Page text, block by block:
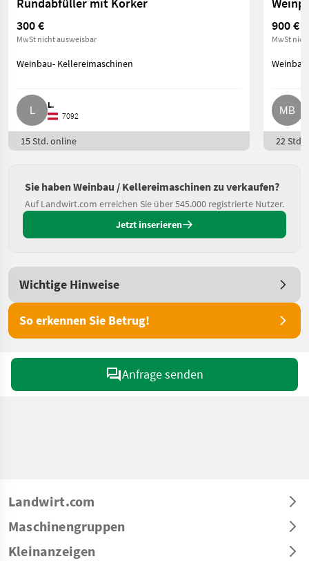
300 €
MwSt nicht ausweisbar
Weinbau- Kellereimaschinen
L.
7092
15 Std. online
900 €
MwSt
22 Std.
Sie haben Weinbau / Kellereimaschinen zu verkaufen?
Auf Landwirt.com erreichen Sie über 545.000 registrierte Nutzer.
Jetzt inserieren
Wichtige Hinweise
So erkennen Sie Betrug!
Anfrage senden
Landwirt.com
Maschinengruppen
Kleinanzeigen